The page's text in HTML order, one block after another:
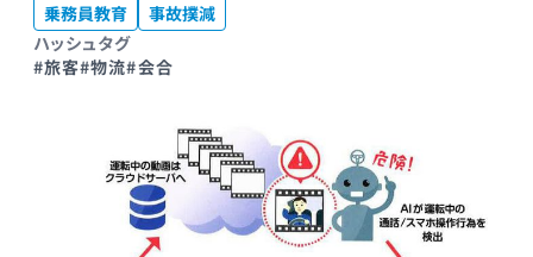
乗務員教育
事故撲減
ハッシュタグ
#旅客#物流#会合